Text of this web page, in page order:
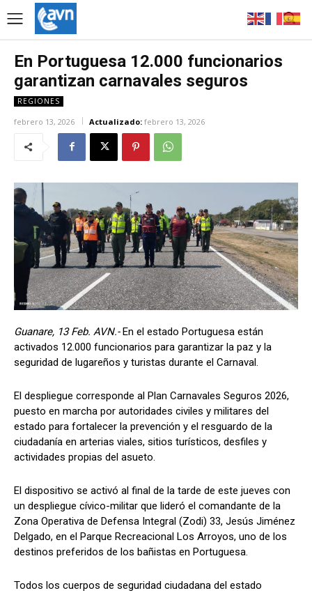
En Portuguesa 12.000 funcionarios
garantizan carnavales seguros
REGIONES
febrero 13, 2026 Actualizado: febrero 13, 2026
Guanare, 13 Feb. AVN.-En el estado Portuguesa están
activados 12.000 funcionarios para garantizar la paz y la
seguridad de lugareños y turistas durante el Carnaval.
El despliegue corresponde al Plan Carnavales Seguros 2026,
puesto en marcha por autoridades civiles y militares del
estado para fortalecer la prevención y el resguardo de la
ciudadanía en arterias viales, sitios turísticos, desfiles y
actividades propias del asueto.
El dispositivo se activó al final de la tarde de este jueves con
un despliegue cívico-militar que lideró el comandante de la
Zona Operativa de Defensa Integral (Zodi) 33, Jesús Jiménez
Delgado, en el Parque Recreacional Los Arroyos, uno de los
destinos preferidos de los bañistas en Portuguesa.
Todos los cuerpos de seguridad ciudadana del estado